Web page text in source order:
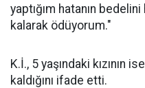
yaptığım hatanın
kalarak ödüyorum."
K.İ., 5 yaşındaki kızının
kaldığını ifade etti.